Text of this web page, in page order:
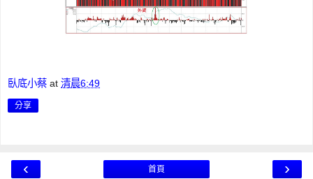
臥底小蔡 at 清晨6:49
分享
‹ ›
首頁